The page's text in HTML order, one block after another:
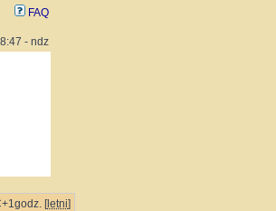
FAQ
- ndz
[letni]